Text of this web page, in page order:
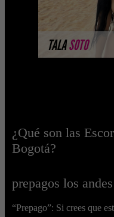
TALASOTO
¿Qué son las
Bogotá?
prepagos los
“Prepago”: Si crees que